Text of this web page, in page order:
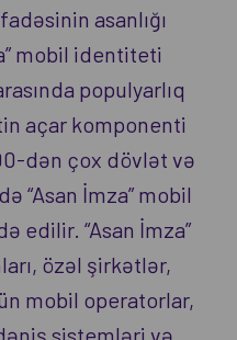
asanlığı
mobil identiteti
populyarlıq
açar komponenti
dən çox dövlət və
“Asan İmza” mobil
edilir. “Asan İmza”
özəl şirkətlər,
mobil operatorlar,
sistemləri və